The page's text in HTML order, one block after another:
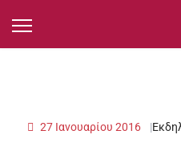
27 Ιανουαρίου 2016